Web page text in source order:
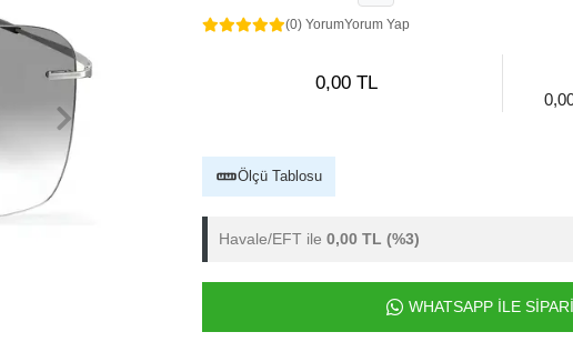
(0) YorumYorum Yap
0,00 TL
Ölçü Tablosu
Havale/EFT ile 0,00 TL (%3)
WHATSAPP İLE